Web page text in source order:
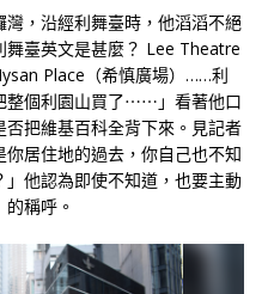
，沿經利舞臺時，他滔滔不絕
臺英文是甚麼？ Lee Theatre
Place（希慎廣場）……利
整個利園山買了⋯⋯」看著他口
把維基百科全背下來。見記者
居住地的過去，你自己也不知
他認為即使不知道，也要主動
稱呼。